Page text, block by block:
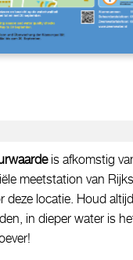
is afkomstig
meetstation van
deze locatie. Houd
in dieper water is